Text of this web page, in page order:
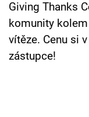
Přihlášení
Sledujte nás
Giving Thanks
komunity
vítěze. Cenu si
zástupce!